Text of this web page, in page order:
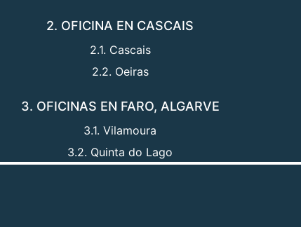
2. OFICINA EN CASCAIS
2.1. Cascais
2.2. Oeiras
3. OFICINAS EN FARO, ALGARVE
3.1. Vilamoura
3.2. Quinta do Lago